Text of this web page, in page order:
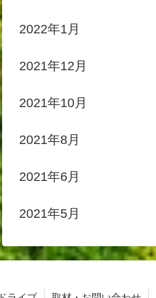
2022年1月
2021年12月
2021年10月
2021年8月
2021年6月
2021年5月